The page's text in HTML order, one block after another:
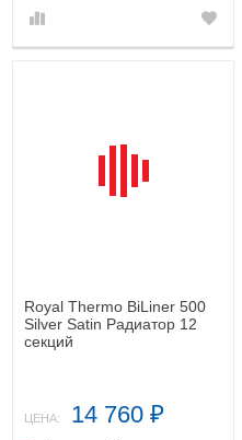
Royal Thermo BiLiner 500
Silver Satin Радиатор 12
секций
ЦЕНА: 14 760 ₽